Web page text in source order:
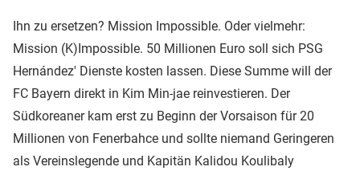
Ihn zu ersetzen? Mission Impossible. Oder vielmehr:
Mission (K)Impossible. 50 Millionen Euro soll sich PSG
Hernández' Dienste kosten lassen. Diese Summe will der
FC Bayern direkt in Kim Min-jae reinvestieren. Der
Südkoreaner kam erst zu Beginn der Vorsaison für 20
Millionen von Fenerbahce und sollte niemand Geringeren
als Vereinslegende und Kapitän Kalidou Koulibaly